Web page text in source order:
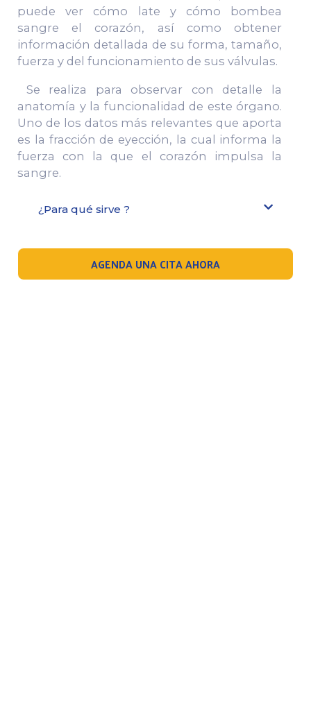
puede ver cómo late y cómo bombea
sangre el corazón, así como obtener
información detallada de su forma, tamaño,
fuerza y ​​del funcionamiento de sus válvulas.
Se realiza para observar con detalle la
anatomía y la funcionalidad de este órgano.
Uno de los datos más relevantes que aporta
es la fracción de eyección, la cual informa la
fuerza con la que el corazón impulsa la
sangre.
¿Para qué sirve ?
AGENDA UNA CITA AHORA